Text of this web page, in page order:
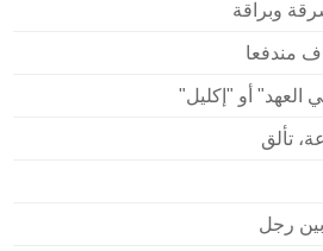
وبراقة
أو "إكليل"
رجل